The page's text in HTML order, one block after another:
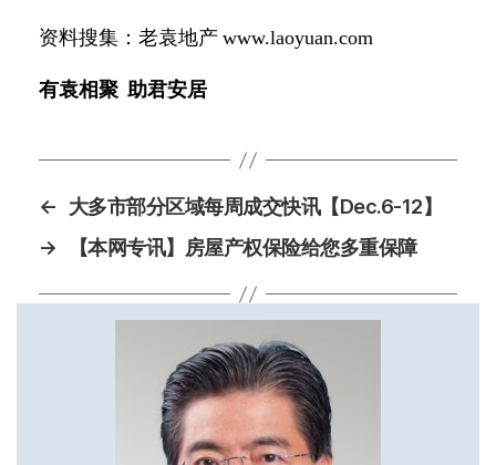
资料搜集：老袁地产www.laoyuan.com
有袁相聚 助君安居
←
大多市部分区域每周成交快讯【Dec.6-12】
→
【本网专讯】房屋产权保险给您多重保障